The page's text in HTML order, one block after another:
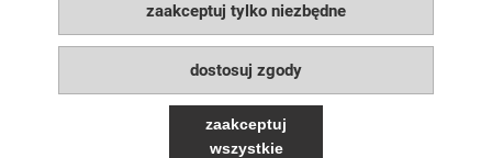
INFORMACJE
O NAS
zaakceptuj tylko niezbędne
dostosuj zgody
zaakceptuj
wszystkie